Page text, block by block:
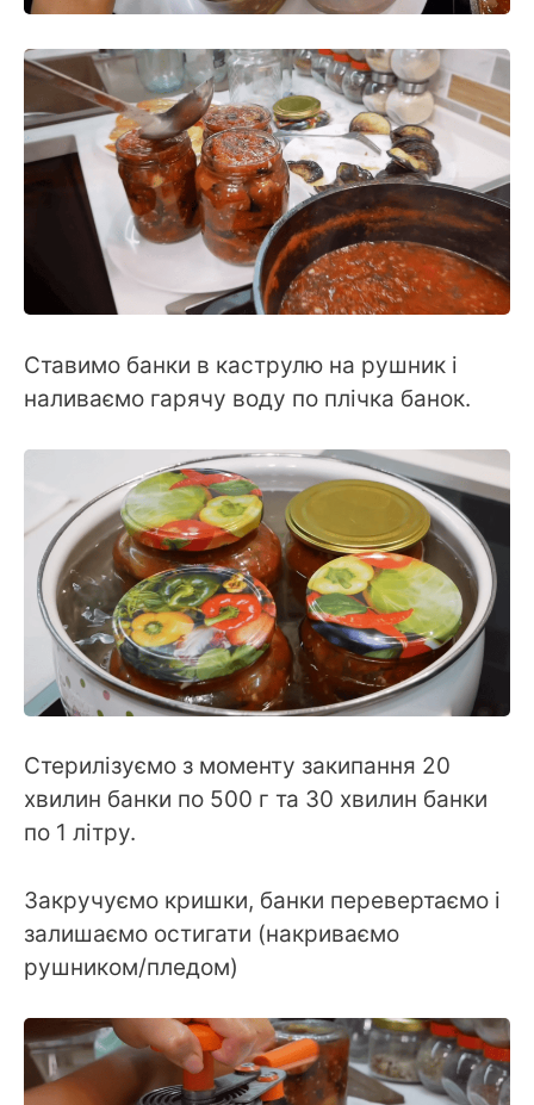
Ставимо банки в каструлю на рушник і
наливаємо гарячу воду по плічка банок.
Стерилізуємо з моменту закипання 20
хвилин банки по 500 г та 30 хвилин банки
по 1 літру.
Закручуємо кришки, банки перевертаємо і
залишаємо остигати (накриваємо
рушником/пледом)